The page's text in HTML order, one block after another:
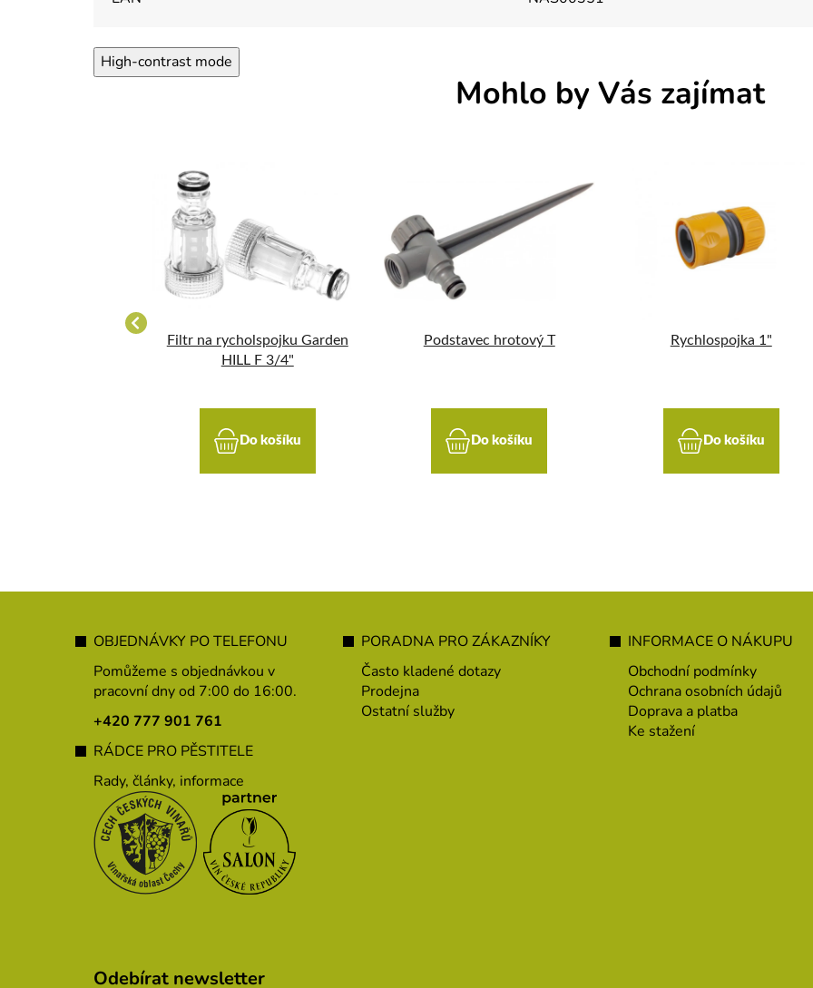
High-contrast mode
Mohlo by Vás zajímat
Filtr na rycholspojku Garden
HILL F 3/4"
Do košíku
Podstavec hrotový T
Do košíku
Rychlospojka 1"
Do košíku
OBJEDNÁVKY PO TELEFONU
Pomůžeme s objednávkou v
pracovní dny od 7:00 do 16:00.
+420 777 901 761
RÁDCE PRO PĚSTITELE
Rady, články, informace
PORADNA PRO ZÁKAZNÍKY
Často kladené dotazy
Prodejna
Ostatní služby
INFORMACE O NÁKUPU
Obchodní podmínky
Ochrana osobních údajů
Doprava a platba
Ke stažení
Odebírat newsletter